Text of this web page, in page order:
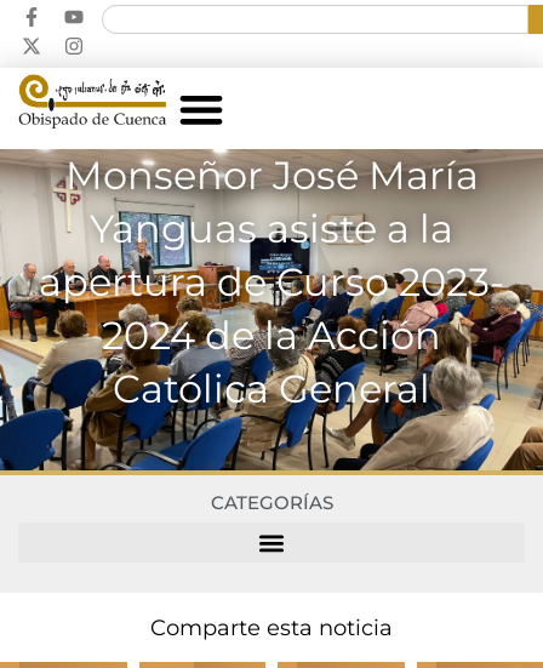
Monseñor José María
Yanguas asiste a la
apertura de Curso 2023-
2024 de la Acción
Católica General
CATEGORÍAS
Comparte esta noticia